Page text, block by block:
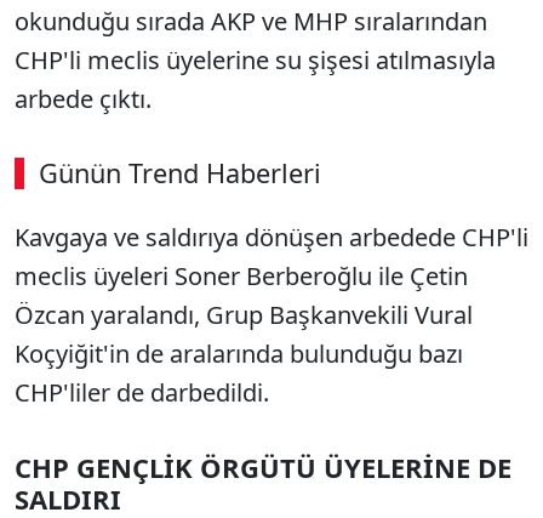
okunduğu sırada AKP ve MHP sıralarından
CHP'li meclis üyelerine su şişesi atılmasıyla
arbede çıktı.
Günün Trend Haberleri
00:03 / 08:15
Sesi Aç
Kavgaya ve saldırıya dönüşen arbedede CHP'li
meclis üyeleri Soner Berberoğlu ile Çetin
Özcan yaralandı, Grup Başkanvekili Vural
Koçyiğit'in de aralarında bulunduğu bazı
CHP'liler de darbedildi.
CHP GENÇLİK ÖRGÜTÜ ÜYELERİNE DE
SALDIRI